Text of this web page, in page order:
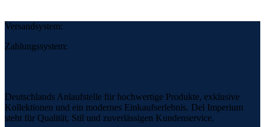
Versandsystem:
Zahlungssystem:
Deutschlands Anlaufstelle für hochwertige Produkte, exklusive
Kollektionen und ein modernes Einkaufserlebnis. Del Imperium
steht für Qualität, Stil und zuverlässigen Kundenservice.